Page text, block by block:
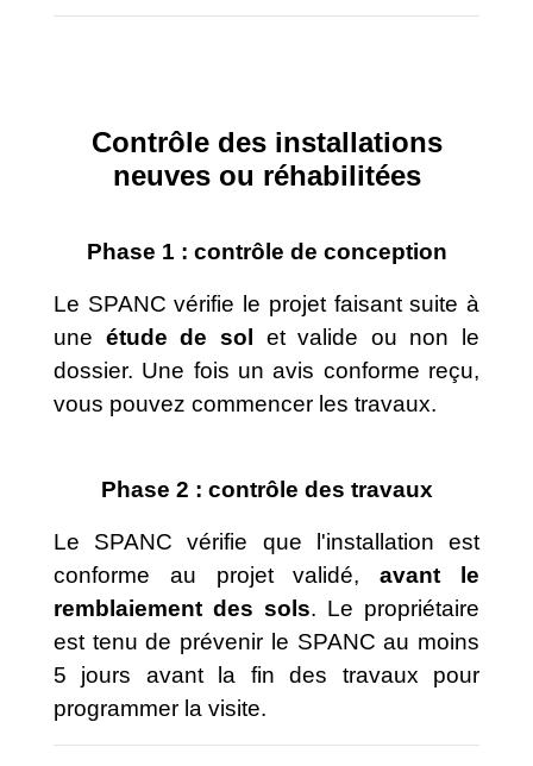
Contrôle des installations
neuves ou réhabilitées
Phase 1 : contrôle de conception
Le SPANC vérifie le projet faisant suite à
une étude de sol et valide ou non le
dossier. Une fois un avis conforme reçu,
vous pouvez commencer les travaux.
Phase 2 : contrôle des travaux
Le SPANC vérifie que l'installation est
conforme au projet validé,avant le
remblaiement des sols. Le propriétaire
est tenu de prévenir le SPANC au moins
5 jours avant la fin des travaux pour
programmer la visite.